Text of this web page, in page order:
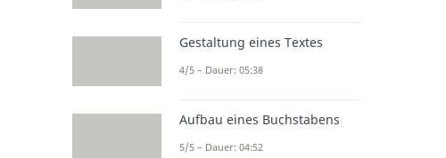
Gestaltung eines Textes
4/5 – Dauer: 05:38
Aufbau eines Buchstabens
5/5 – Dauer: 04:52